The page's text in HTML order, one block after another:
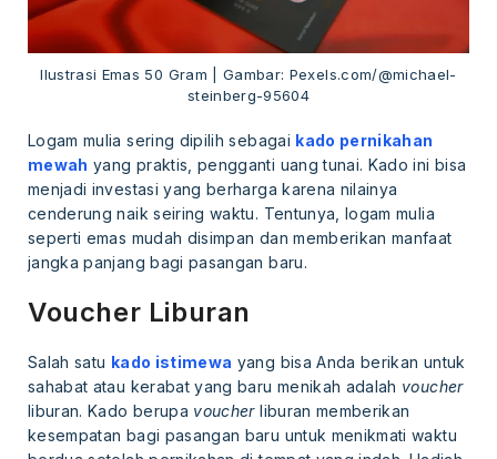
Ilustrasi Emas 50 Gram | Gambar: Pexels.com/@michael-
steinberg-95604
Logam mulia sering dipilih sebagai kado pernikahan
mewah yang praktis, pengganti uang tunai. Kado ini bisa
menjadi investasi yang berharga karena nilainya
cenderung naik seiring waktu. Tentunya, logam mulia
seperti emas mudah disimpan dan memberikan manfaat
jangka panjang bagi pasangan baru.
Voucher Liburan
Salah satu kado istimewa yang bisa Anda berikan untuk
sahabat atau kerabat yang baru menikah adalah voucher
liburan. Kado berupa voucherliburan memberikan
kesempatan bagi pasangan baru untuk menikmati waktu